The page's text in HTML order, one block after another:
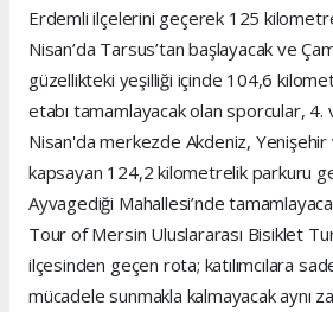
Erdemli ilçelerini geçerek 125
Nisan’da Tarsus’tan başlayacak ve
güzellikteki yeşilliği içinde 104,6
etabı tamamlayacak olan sporcular, 4.
Nisan'da merkezde Akdeniz,
kapsayan 124,2 kilometrelik parkuru
Ayvagediği Mahallesi’nde
Tour of Mersin Uluslararası Bisiklet
ilçesinden geçen rota; katılımcılara
mücadele sunmakla kalmayacak aynı